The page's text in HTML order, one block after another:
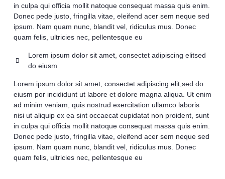
in culpa qui officia mollit natoque consequat massa quis enim.
Donec pede justo, fringilla vitae, eleifend acer sem neque sed
ipsum. Nam quam nunc, blandit vel, ridiculus mus. Donec
quam felis, ultricies nec, pellentesque eu
Lorem ipsum dolor sit amet, consectet adipiscing elitsed
do eiusm
Lorem ipsum dolor sit amet, consectet adipiscing elit,sed do
eiusm por incididunt ut labore et dolore magna aliqua. Ut enim
ad minim veniam, quis nostrud exercitation ullamco laboris
nisi ut aliquip ex ea sint occaecat cupidatat non proident, sunt
in culpa qui officia mollit natoque consequat massa quis enim.
Donec pede justo, fringilla vitae, eleifend acer sem neque sed
ipsum. Nam quam nunc, blandit vel, ridiculus mus. Donec
quam felis, ultricies nec, pellentesque eu